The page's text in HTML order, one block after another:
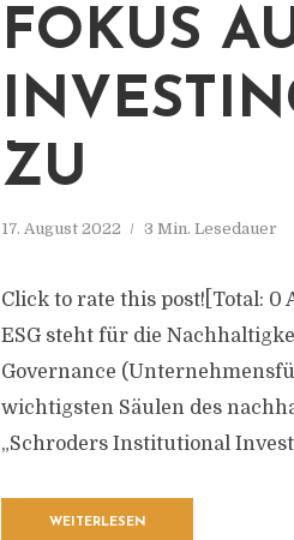
FOKUS
ZU
17. August 2022 3 Min. Lesedauer
Click to rate this post![Total:
ESG steht für die
Governance
wichtigsten Säulen des
„Schroders Institutional
WEITERLESEN